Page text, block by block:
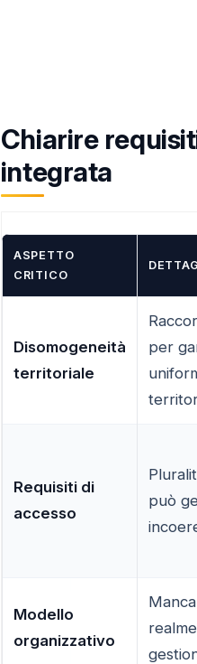
Chiarire
integrata
ASPETTO
CRITICO
Disomogeneità
territoriale
per
Requisiti di
accesso
può
Modello
organizzativo